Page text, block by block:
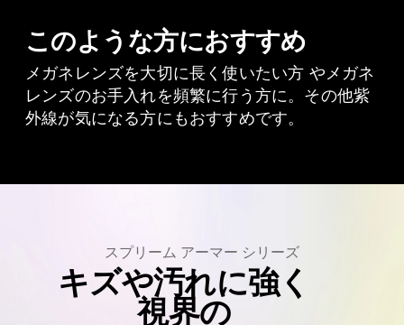
このような方におすすめ
メガネレンズを大切に長く使いたい方 やメガネ
レンズのお手入れを頻繁に行う方に。その他紫
外線が気になる方にもおすすめです。
スプリーム アーマー シリーズ
キズや汚れに強く
視界の